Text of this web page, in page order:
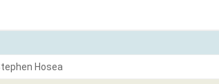
Hosea